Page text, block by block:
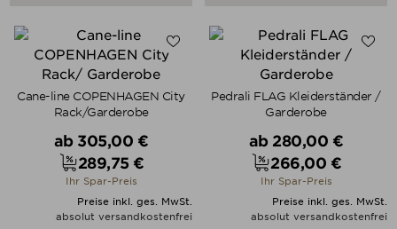
Cane-line COPENHAGEN City
Rack/Garderobe
Verkaufspreis
ab 305,00 €
Preis
289,75 €
Ihr Spar-Preis
Preise inkl. ges. MwSt.
absolut versandkostenfrei
Pedrali FLAG Kleiderständer /
Garderobe
Verkaufspreis
ab 280,00 €
Preis
266,00 €
Ihr Spar-Preis
Preise inkl. ges. MwSt.
absolut versandkostenfrei